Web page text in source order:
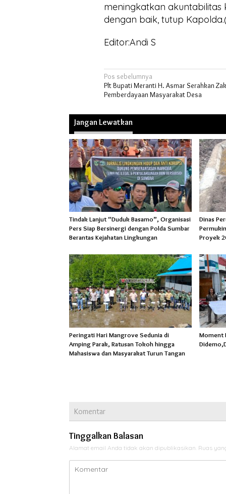
meningkatkan
dengan baik, tutup
Editor:Andi S
Navigasi
pos
Pos sebelumnya
Plt Bupati Meranti H. Asmar Serahkan
Pemberdayaan Masyarakat Desa
Jangan Lewatkan
Tindak Lanjut “Duduk Basamo”, Organisasi
Pers Siap Bersinergi dengan Polda Sumbar
Berantas Kejahatan Lingkungan
Dinas
Proyek
Peringati Hari Mangrove Sedunia di
Amping Parak, Ratusan Tokoh hingga
Mahasiswa dan Masyarakat Turun Tangan
Moment
Komentar
Tinggalkan Balasan
Alamat email Anda tidak akan dipublikasikan. Ruas